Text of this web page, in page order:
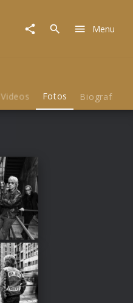
Menu
Videos Fotos Biografie